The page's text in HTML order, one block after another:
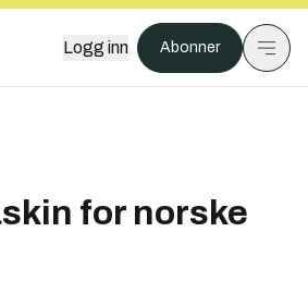
Logg inn Abonner
for norske